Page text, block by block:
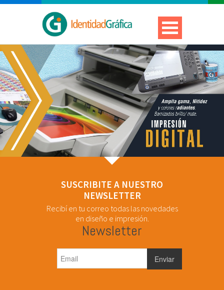
SUSCRIBITE A NUESTRO
NEWSLETTER
Recibí en tu correo todas las novedades
en diseño e impresión.
Newsletter